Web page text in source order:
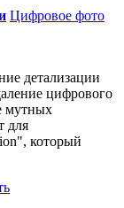
Цифровое фото
детализации
цифрового
мутных
для
который